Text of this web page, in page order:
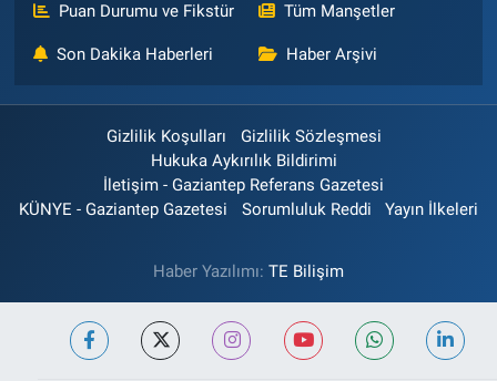
Puan Durumu ve Fikstür Tüm Manşetler
Son Dakika Haberleri Haber Arşivi
Gizlilik Koşulları
Gizlilik Sözleşmesi
Hukuka Aykırılık Bildirimi
İletişim - Gaziantep Referans Gazetesi
KÜNYE - Gaziantep Gazetesi
Sorumluluk Reddi Yayın İlkeleri
Haber Yazılımı: TE Bilişim